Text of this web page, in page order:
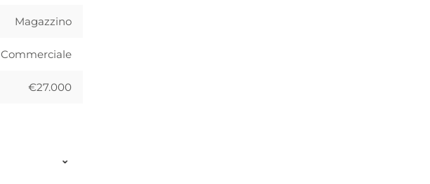
Magazzino
Commerciale
€27.000